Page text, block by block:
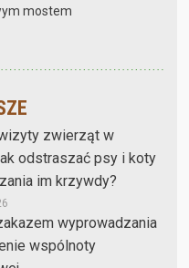
mostem
zwierząt w
odstraszać psy i koty
im krzywdy?
wyprowadzania
wspólnoty